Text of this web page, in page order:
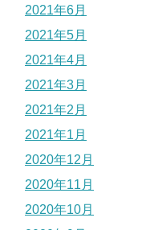
2021年6月
2021年5月
2021年4月
2021年3月
2021年2月
2021年1月
2020年12月
2020年11月
2020年10月